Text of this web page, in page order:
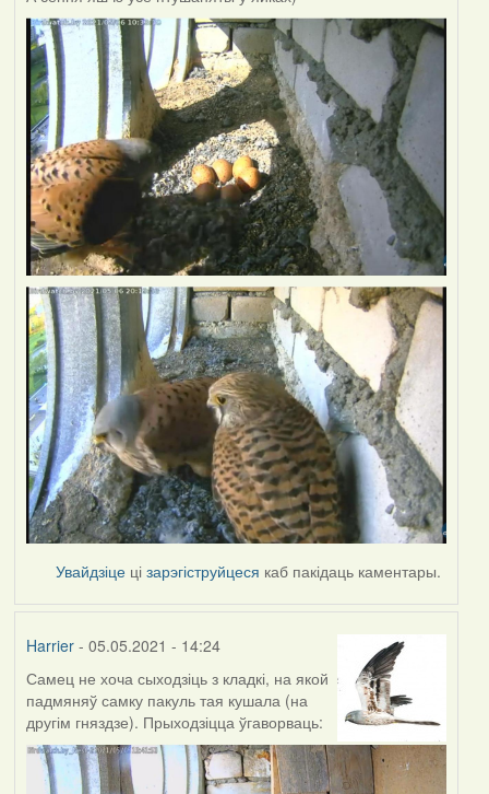
Увайдзіце цізарэгіструйцеся каб пакідаць каментары.
Harrier- 05.05.2021 - 14:24
Самец не хоча сыходзіць з кладкі, на якой
падмяняў самку пакуль тая кушала (на
другім гняздзе). Прыходзіцца ўгаворваць: